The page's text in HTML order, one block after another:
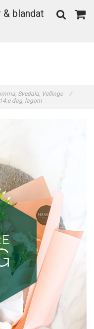
blandat
Svedala, Vellinge
/
dag, lagom